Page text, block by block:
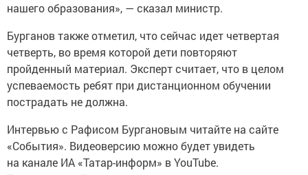
нашего образования», — сказал министр.
Бурганов также отметил, что сейчас идет четвертая
четверть, во время которой дети повторяют
пройденный материал. Эксперт считает, что в целом
успеваемость ребят при дистанционном обучении
пострадать не должна.
Интервью с Рафисом Бургановым читайте на сайте
«События». Видеоверсию можно будет увидеть
на канале ИА «Татар-информ» в YouTube.